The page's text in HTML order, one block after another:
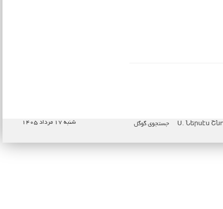
جستجوی گوگل شنبه ۱۷ مرداد ۱۴۰۵